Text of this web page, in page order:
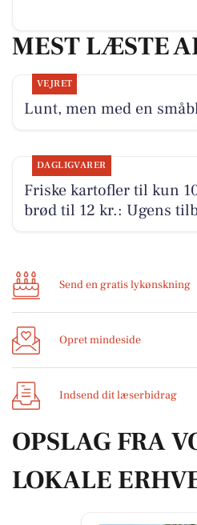
MEST LÆSTE
VEJRET
Lunt, men med en
DAGLIGVARER
Friske kartofler til kun
brød til 12 kr.: Ugens
Send en gratis lykønskning
Opret mindeside
Indsend dit læserbidrag
OPSLAG FRA
LOKALE